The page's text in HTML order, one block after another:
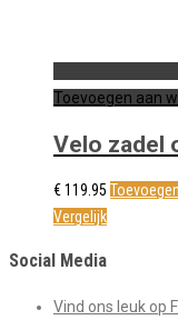
Toevoegen aan
Velo zadel
€119.95
Vergelijk
Social Media
Vind ons leuk op